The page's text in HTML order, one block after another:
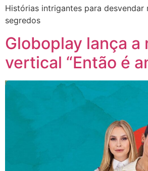
Histórias intrigantes para desvendar
segredos
Globoplay lança a
vertical “Então é